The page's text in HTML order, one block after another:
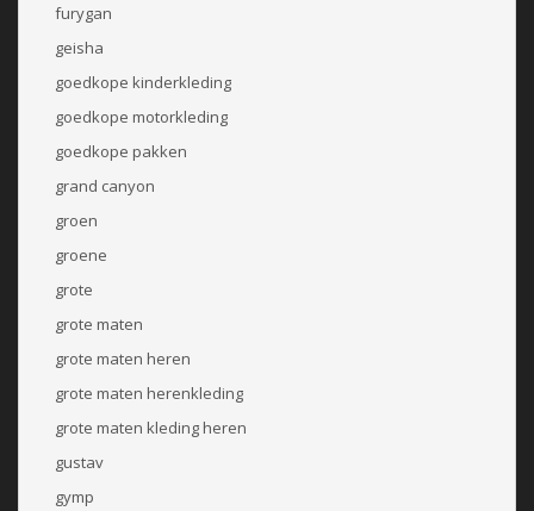
furygan
geisha
goedkope kinderkleding
goedkope motorkleding
goedkope pakken
grand canyon
groen
groene
grote
grote maten
grote maten heren
grote maten herenkleding
grote maten kleding heren
gustav
gymp